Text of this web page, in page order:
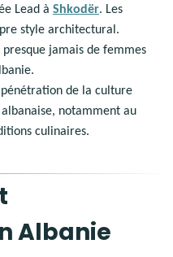
Lead à Shkodër. Les
style architectural.
jamais de femmes
de la culture
notamment au
culinaires.
Albanie